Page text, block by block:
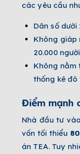
các yêu cầu
Dân số dưới
Không giáp
20.000
Không nằm
thống kê đô
Điểm mạnh
Nhà đầu tư
vốn tối thiểu
án TEA. Tuy